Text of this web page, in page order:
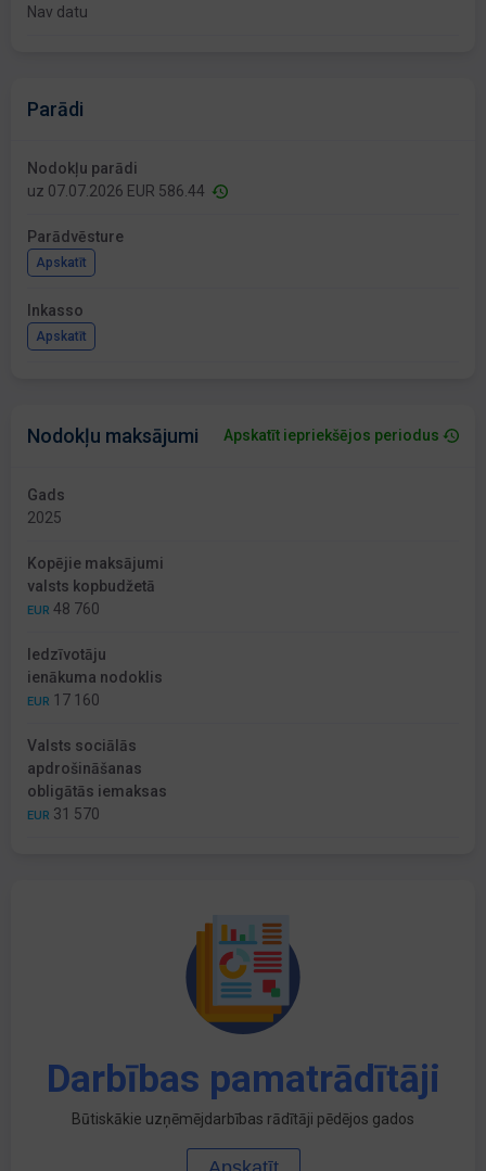
Nav datu
Parādi
Nodokļu parādi
uz 07.07.2026 EUR 586.44
Parādvēsture
Apskatīt
Inkasso
Apskatīt
Nodokļu maksājumi Apskatīt iepriekšējos periodus
Gads
2025
Kopējie maksājumi
valsts kopbudžetā
EUR 48 760
Iedzīvotāju
ienākuma nodoklis
EUR 17 160
Valsts sociālās
apdrošināšanas
obligātās iemaksas
EUR 31 570
Darbības pamatrādītāji
Būtiskākie uzņēmējdarbības rādītāji pēdējos gados